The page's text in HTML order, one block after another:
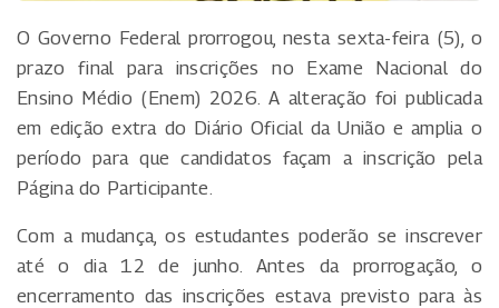
O Governo Federal prorrogou, nesta sexta-feira (5), o
prazo final para inscrições no Exame Nacional do
Ensino Médio (Enem) 2026. A alteração foi publicada
em edição extra do Diário Oficial da União e amplia o
período para que candidatos façam a inscrição pela
Página do Participante.
Com a mudança, os estudantes poderão se inscrever
até o dia 12 de junho. Antes da prorrogação, o
encerramento das inscrições estava previsto para às